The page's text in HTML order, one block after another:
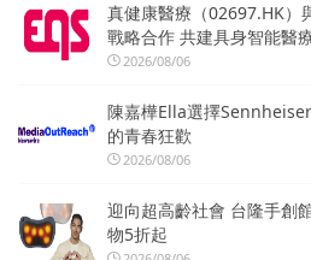
真健康醫療（02697.HK）
戰略合作 共建具身智能醫
2026/08/06
陳嘉樺Ella選擇
的青春狂歡
2026/08/06
迎向超高齡社會 台隆手創
物5折起